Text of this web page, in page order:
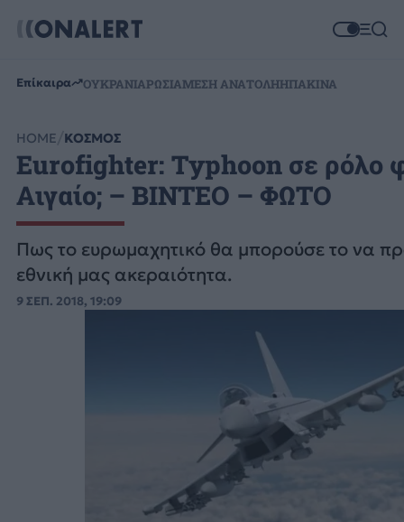
Επίκαιρα ΟΥΚΡΑΝΙΑΡΩΣΙΑΜΕΣΗ ΑΝΑΤΟΛΗΗΠΑΚΙΝΑ
HOME ΚΟΣΜΟΣ
Eurofighter: Typhoon σε ρόλο
Αιγαίο; – ΒΙΝΤΕΟ – ΦΩΤΟ
Πως το ευρωμαχητικό θα μπορούσε το να
εθνική μας ακεραιότητα.
9 ΣΕΠ. 2018, 19:09